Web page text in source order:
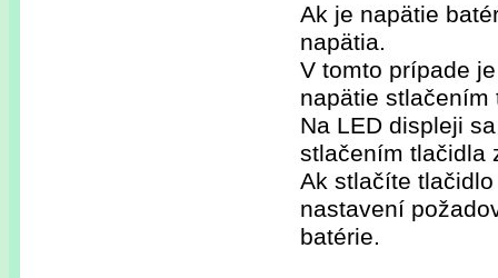
Ak je napätie
napätia.
V tomto prípade
napätie
Na LED displeji
stlačením tlačidla
Ak stlačíte
nastavení
batérie.